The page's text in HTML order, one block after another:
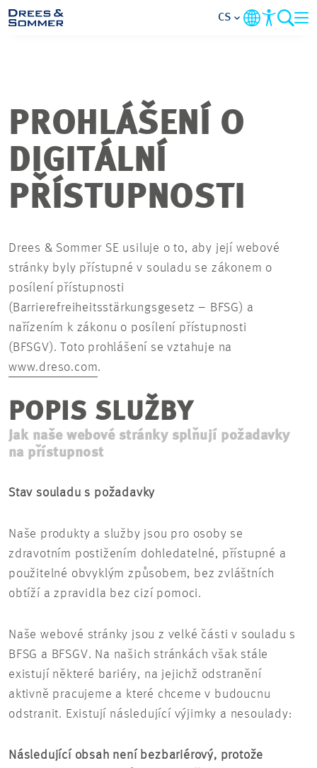
O NÁS
VÝHODY
OBLASTI ČINNOSTI
VŠE O PODÁNÍ ŽÁDOSTI
PRACOVNÍ PŘÍLEŽITOSTI
CS
PROHLÁŠENÍ O
DIGITÁLNÍ
PŘÍSTUPNOSTI
Drees & Sommer SE usiluje o to, aby její webové
stránky byly přístupné v souladu se zákonem o
posílení přístupnosti
(Barrierefreiheitsstärkungsgesetz – BFSG) a
nařízením k zákonu o posílení přístupnosti
(BFSGV). Toto prohlášení se vztahuje na
www.dreso.com.
POPIS SLUŽBY
Jak naše webové stránky splňují požadavky
na přístupnost
Stav souladu s požadavky
Naše produkty a služby jsou pro osoby se
zdravotním postižením dohledatelné, přístupné a
použitelné obvyklým způsobem, bez zvláštních
obtíží a zpravidla bez cizí pomoci.
Naše webové stránky jsou z velké části v souladu s
BFSG a BFSGV. Na našich stránkách však stále
existují některé bariéry, na jejichž odstranění
aktivně pracujeme a které chceme v budoucnu
odstranit. Existují následující výjimky a nesoulady:
Následující obsah není bezbariérový, protože